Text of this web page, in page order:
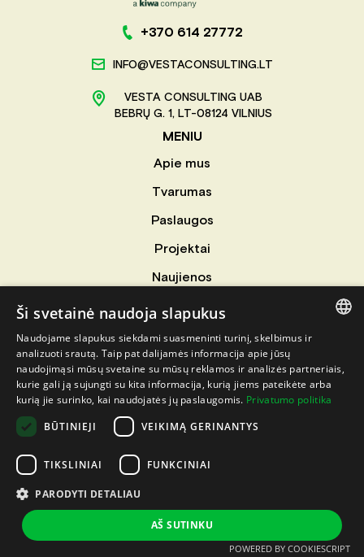
+370 614 27772
INFO@VESTACONSULTING.LT
VESTA CONSULTING UAB
BEBRŲ G. 1, LT-08124 VILNIUS
MENIU
Apie mus
Tvarumas
Paslaugos
Projektai
Naujienos
Kontaktai
Privatumo politika
Slapukų politika
SUTELKIAME JŪSŲ DĖMESĮ Į ATEITĮ
LATVIAN
ENGLISH
Ši svetainė naudoja slapukus
Naudojame slapukus siekdami suasmeninti turinį, skelbimus ir
analizuoti srautą. Taip pat dalijamės informacija apie jūsų
naudojimąsi mūsų svetaine su mūsų reklamos ir analizės partneriais,
kurie gali ją sujungti su kita informacija, kurią jiems pateikėte arba
kurią jie surinko, kai naudojatės jų paslaugomis. Privatumo politika
BŪTINIEJI
VEIKIMĄ GERINANTYS
TIKSLINIAI FUNKCINIAI
PARODYTI DETALIAU
AŠ SUTINKU
POWERED BY COOKIESCRIPT